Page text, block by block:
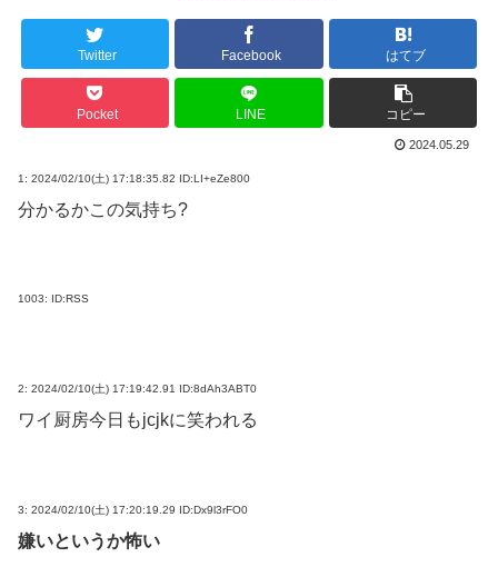
Twitter Facebook はてブ
Pocket LINE コピー
2024.05.29
1: 2024/02/10(土) 17:18:35.82 ID:LI+eZe800
分かるかこの気持ち?
1003: ID:RSS
2: 2024/02/10(土) 17:19:42.91 ID:8dAh3ABT0
ワイ厨房今日もjcjkに笑われる
3: 2024/02/10(土) 17:20:19.29 ID:Dx9l3rFO0
嫌いというか怖い